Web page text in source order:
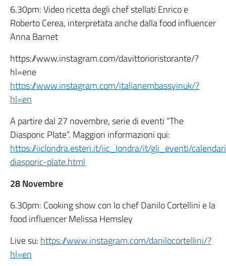
6.30pm: Video ricetta degli chef stellati Enrico e
Roberto Cerea, interpretata anche dalla food influencer
Anna Barnet
https://www.instagram.com/davittorioristorante/?
hl=ene
https://www.instagram.com/italianembassyinuk/?
hl=en
A partire dal 27 novembre, serie di eventi “The
Diasporic Plate”. Maggiori informazioni qui:
https://iiclondra.esteri.it/iic_londra/it/gli_eventi/
diasporic-plate.html
28 Novembre
6.30pm: Cooking show con lo chef Danilo Cortellini e la
food influencer Melissa Hemsley
Live su: https://www.instagram.com/danilocortellini/?
hl=en